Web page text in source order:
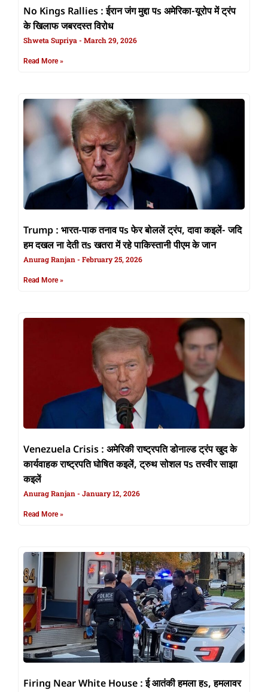
No Kings Rallies : ईरान जंग मुद्दा पs अमेरिका-यूरोप में ट्रंप
के खिलाफ जबरदस्त विरोध
Shweta Supriya March 29, 2026
Read More »
Trump : भारत-पाक तनाव पs फेर बोललें ट्रंप, दावा कइलें- जदि
हम दखल ना देती तs खतरा में रहे पाकिस्तानी पीएम के जान
Anurag Ranjan February 25, 2026
Read More »
Venezuela Crisis : अमेरिकी राष्ट्रपति डोनाल्ड ट्रंप खुद के
कार्यवाहक राष्ट्रपति घोषित कइलें, ट्रुथ सोशल पs तस्वीर साझा
कइलें
Anurag Ranjan January 12, 2026
Read More »
Firing Near White House : ई आतंकी हमला हs, हमलावर